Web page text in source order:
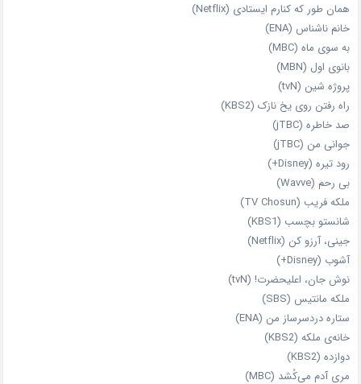
همان‌ طور که کنارم ایستادی (Netflix)
خانم ناشناس (ENA)
به سوی ماه (MBC)
بانوی اول (MBN)
پروژه شین (tvN)
راه رفتن روی یخ نازک (KBS2)
صد خاطره (jTBC)
جوانی من (jTBC)
رود تیره (Disney+)
بی‌ رحم (Wavve)
ملکه فریب (TV Chosun)
شانستو بچسب (KBS1)
جینی، آرزو کن (Netflix)
آشوب (Disney+)
نوش جان، اعلیحضرت! (tvN)
ملکه‌ مانتیس (SBS)
ستاره دردسرساز من (ENA)
خانه‌ی ملکه (KBS2)
دوازده (KBS2)
مری آدم می‌کُشد (MBC)